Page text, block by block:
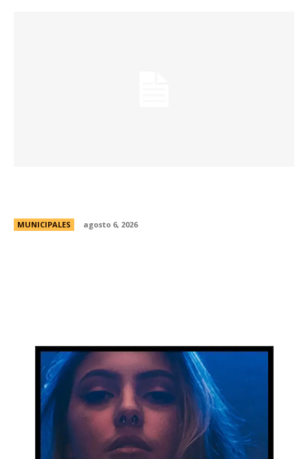
MUNICIPALES agosto 6, 2026